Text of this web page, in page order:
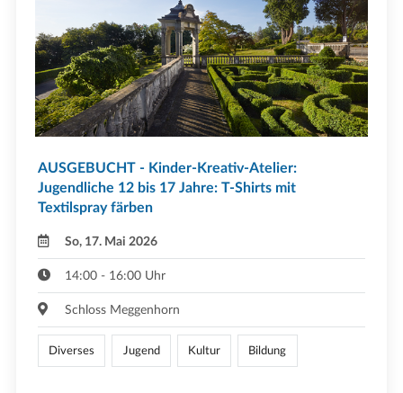
AUSGEBUCHT - Kinder-Kreativ-Atelier:
Jugendliche 12 bis 17 Jahre: T-Shirts mit
Textilspray färben
So, 17. Mai 2026
14:00 - 16:00 Uhr
Schloss Meggenhorn
Diverses Jugend Kultur Bildung